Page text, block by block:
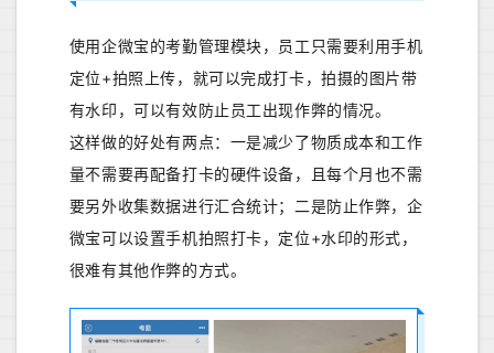
使用企微宝的考勤管理模块，员工只需要利用手机
定位+拍照上传，就可以完成打卡，拍摄的图片带
有水印，可以有效防止员工出现作弊的情况。
这样做的好处有两点：一是减少了物质成本和工作
量不需要再配备打卡的硬件设备，且每个月也不需
要另外收集数据进行汇合统计；二是防止作弊，企
微宝可以设置手机拍照打卡，定位+水印的形式，
很难有其他作弊的方式。